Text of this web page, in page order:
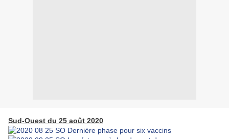
Sud-Ouest du 25 août 2020